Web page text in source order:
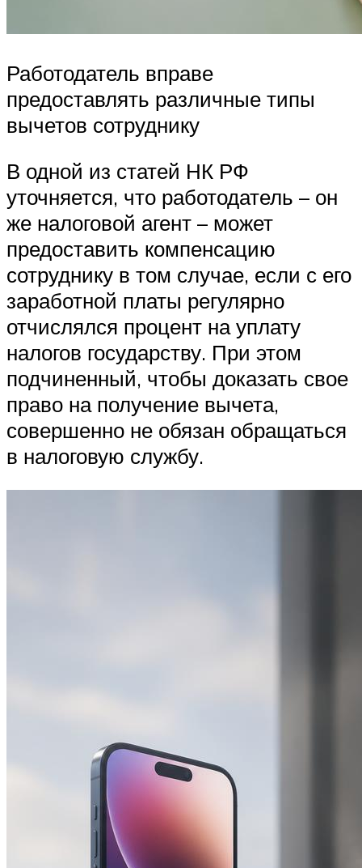
Работодатель вправе
предоставлять различные типы
вычетов сотруднику
В одной из статей НК РФ
уточняется, что работодатель – он
же налоговой агент – может
предоставить компенсацию
сотруднику в том случае, если с его
заработной платы регулярно
отчислялся процент на уплату
налогов государству. При этом
подчиненный, чтобы доказать свое
право на получение вычета,
совершенно не обязан обращаться
в налоговую службу.